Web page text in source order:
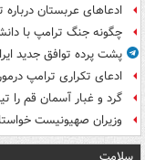
ادعاهای عربستان
چگونه جنگ ترامپ با
پشت پرده توافق جدید
ادعای تکراری ترامپ
گرد و غبار آسمان قم را
وزیران صهیونیست